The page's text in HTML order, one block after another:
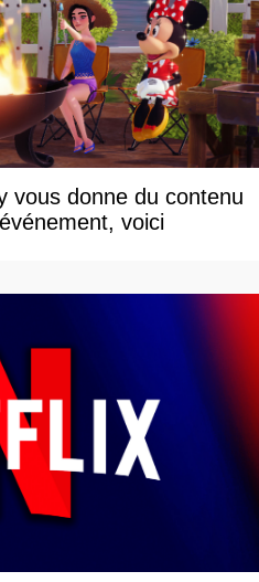
vous donne du contenu
voici